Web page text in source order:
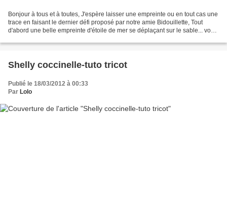
Bonjour à tous et à toutes, J'espère laisser une empreinte ou en tout cas une
trace en faisant le dernier défi proposé par notre amie Bidouillette, Tout
d'abord une belle empreinte d'étoile de mer se déplaçant sur le sable... vous
Shelly coccinelle-tuto tricot
Publié le 18/03/2012 à 00:33
Par Lolo